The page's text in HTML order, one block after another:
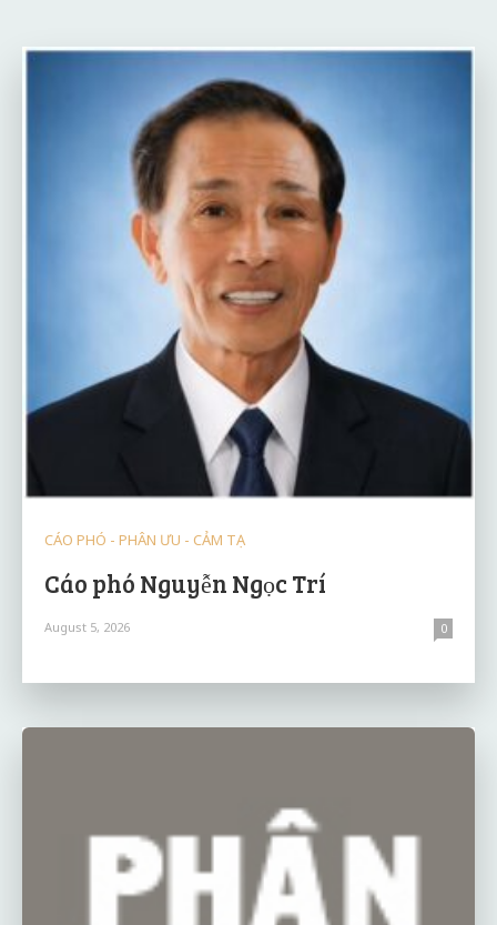
CÁO PHÓ - PHÂN ƯU - CẢM TẠ
Cáo phó Nguyễn Ngọc Trí
August 5, 2026 0